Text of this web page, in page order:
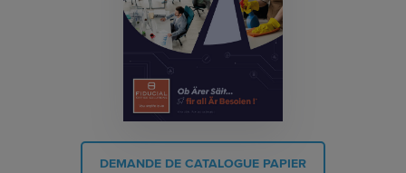
DEMANDE DE CATALOGUE PAPIER